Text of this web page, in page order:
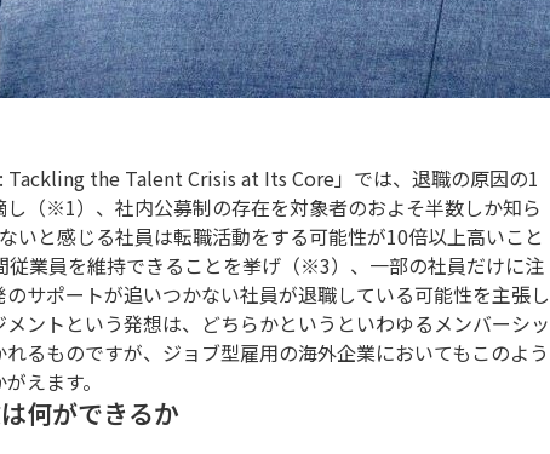
the Talent Crisis at Its Core」では、退職の原因の1
（※1）、社内公募制の存在を対象者のおよそ半数しか知ら
と感じる社員は転職活動をする可能性が10倍以上高いこと
従業員を維持できることを挙げ（※3）、一部の社員だけに注
サポートが追いつかない社員が退職している可能性を主張し
ントという発想は、どちらかというといわゆるメンバーシッ
るものですが、ジョブ型雇用の海外企業においてもこのよう
えます。
何ができるか